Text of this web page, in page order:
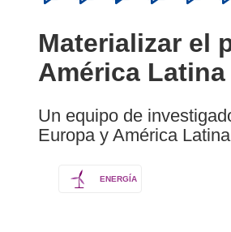
available
the
following
languages:
Materializar el
América Latina
Un equipo de
Europa y América
ENERGÍA